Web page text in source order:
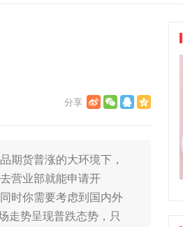
期货普涨的大环境下，
营业部就能申请开
时你需要考虑到国内外
走势呈现普跌态势，只